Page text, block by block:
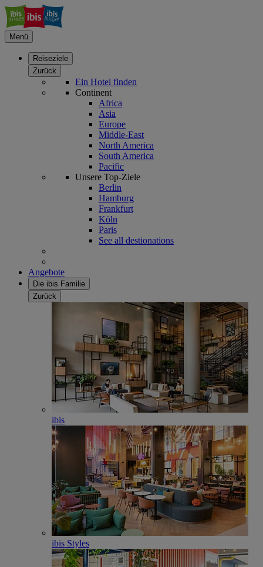
Menü
Reiseziele
Zurück
Ein Hotel finden
Continent
Africa
Asia
Europe
Middle-East
North America
South America
Pacific
Unsere Top-Ziele
Berlin
Hamburg
Frankfurt
Köln
Paris
See all destionations
Angebote
Die ibis Familie
Zurück
ibis
ibis Styles